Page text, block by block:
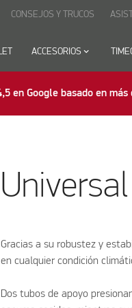
ACCESORIOS keyboard_arrow_down
CONSEJOS Y TRUCOS
en Google basado en más
Gracias a su robustez y
en cualquier condición
Dos tubos de apoyo